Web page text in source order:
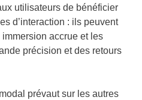
utilisateurs de bénéficier
d’interaction : ils peuvent
accrue et les
précision et des retours
prévaut sur les autres